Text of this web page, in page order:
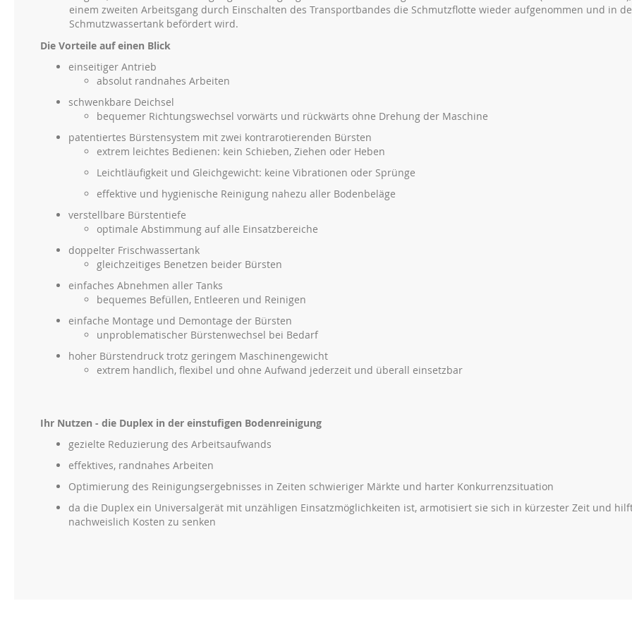
einem zweiten Arbeitsgang durch Einschalten des Transportbandes die Schmutzflotte wieder aufgenommen und in
Schmutzwassertank befördert wird.
Die Vorteile auf einen Blick
einseitiger Antrieb
absolut randnahes Arbeiten
schwenkbare Deichsel
bequemer Richtungswechsel vorwärts und rückwärts ohne Drehung der Maschine
patentiertes Bürstensystem mit zwei kontrarotierenden Bürsten
extrem leichtes Bedienen: kein Schieben, Ziehen oder Heben
Leichtläufigkeit und Gleichgewicht: keine Vibrationen oder Sprünge
effektive und hygienische Reinigung nahezu aller Bodenbeläge
verstellbare Bürstentiefe
optimale Abstimmung auf alle Einsatzbereiche
doppelter Frischwassertank
gleichzeitiges Benetzen beider Bürsten
einfaches Abnehmen aller Tanks
bequemes Befüllen, Entleeren und Reinigen
einfache Montage und Demontage der Bürsten
unproblematischer Bürstenwechsel bei Bedarf
hoher Bürstendruck trotz geringem Maschinengewicht
extrem handlich, flexibel und ohne Aufwand jederzeit und überall einsetzbar
Ihr Nutzen - die Duplex in der einstufigen Bodenreinigung
gezielte Reduzierung des Arbeitsaufwands
effektives, randnahes Arbeiten
Optimierung des Reinigungsergebnisses in Zeiten schwieriger Märkte und harter Konkurrenzsituation
da die Duplex ein Universalgerät mit unzähligen Einsatzmöglichkeiten ist, armotisiert sie sich in kürzester Zeit und
nachweislich Kosten zu senken